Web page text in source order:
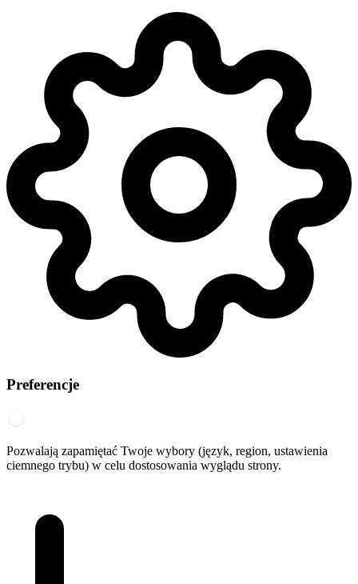
Preferencje
Pozwalają zapamiętać Twoje wybory (język, region, ustawienia
ciemnego trybu) w celu dostosowania wyglądu strony.